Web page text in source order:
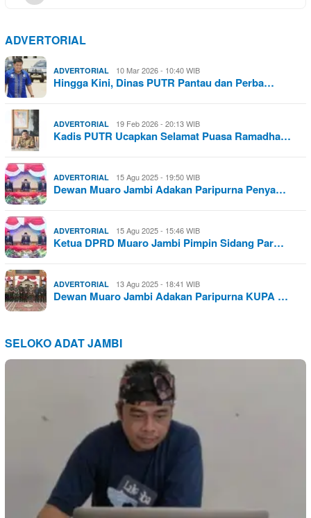
ADVERTORIAL
ADVERTORIAL 10 Mar 2026 - 10:40 WIB
Hingga Kini, Dinas PUTR Pantau dan Perba…
ADVERTORIAL 19 Feb 2026 - 20:13 WIB
Kadis PUTR Ucapkan Selamat Puasa Ramadha…
ADVERTORIAL 15 Agu 2025 - 19:50 WIB
Dewan Muaro Jambi Adakan Paripurna Penya…
ADVERTORIAL 15 Agu 2025 - 15:46 WIB
Ketua DPRD Muaro Jambi Pimpin Sidang Par…
ADVERTORIAL 13 Agu 2025 - 18:41 WIB
Dewan Muaro Jambi Adakan Paripurna KUPA …
SELOKO ADAT JAMBI